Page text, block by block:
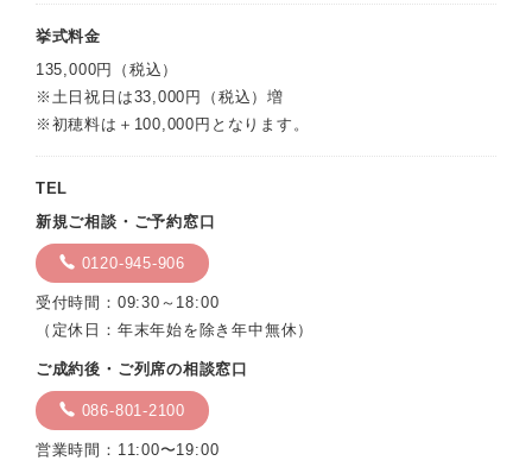
挙式料金
135,000円（税込）
※土日祝日は33,000円（税込）増
※初穂料は＋100,000円となります。
TEL
新規ご相談・ご予約窓口
0120-945-906
受付時間：09:30～18:00
（定休日：年末年始を除き年中無休）
ご成約後・ご列席の相談窓口
086-801-2100
営業時間：11:00〜19:00